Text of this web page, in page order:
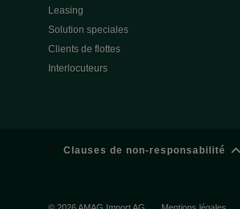
Leasing
Solution speciales
Clients de flottes
Interlocuteurs
Clauses de non-responsabilité